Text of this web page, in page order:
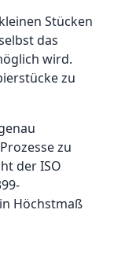
Stücken
das
wird.
zu
zu
der ISO
Höchstmaß